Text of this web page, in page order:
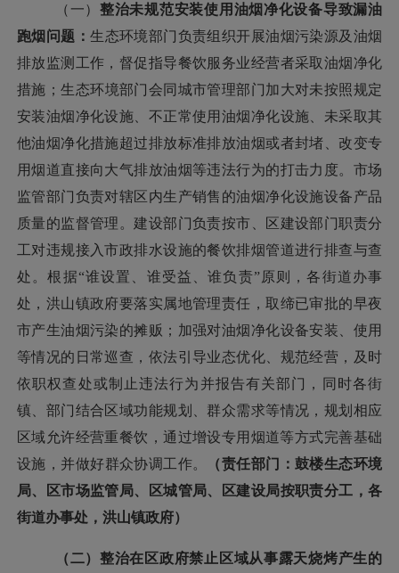
（一）整治未规范安装使用油烟净化设备导致漏油
跑烟 问题：生态环境部门负责组织开展油烟污染源及油烟
排放监测工作，督促指导餐饮服务业经营者采取油烟净化
措施； 生态环境部门会同城市管理部门加大对未按照规定
安装油烟净化设施、不正常使用油烟净化设施、未采取其
他油烟净化措施超过排放标准排放油烟或者封堵、改变专
用烟道直接向大气排放油烟等违法行为的打击力度。市场
监管部门负责对辖区内生产销售的油烟净化设施设备产品
质量的监督管理。建设部门负责按市、区建设部门职责分
工对违规接入市政排水设施的餐饮排烟管道进行排查与查
处。根据“谁设置、谁受益、谁负责”原则，各街道办事
处，洪山镇政府要落实属地管理责任，取缔已审批的早夜
市产生油烟污染的摊贩； 加强对油烟净化设备安装、使用
等情况的日常巡查，依法引导业态优化、规范经营，及时
依职权查处或制止违法行为并报告有关部门，同时各街
镇、部门结合区域功能规划、群众需求等情况，规划相应
区域允许经营重餐饮，通过增设专用烟道等方式完善基础
设施，并做好群众协调工作。
（责任部门：鼓楼生态环境
局、区市场监管局、区城管局、区建设局按职责分工，各
街道办事处，洪山镇政府）
（二）整治在区政府禁止区域从事露天烧烤产生的